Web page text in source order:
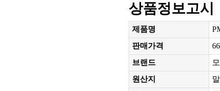
상품정보고시
제품명
판매가격
브랜드
원산지